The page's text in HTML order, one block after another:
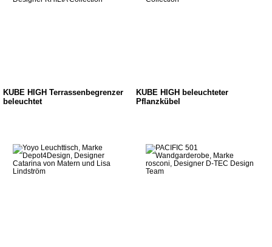
KUBE HIGH Terrassenbegrenzer
beleuchtet
KUBE HIGH beleuchteter
Pflanzkübel